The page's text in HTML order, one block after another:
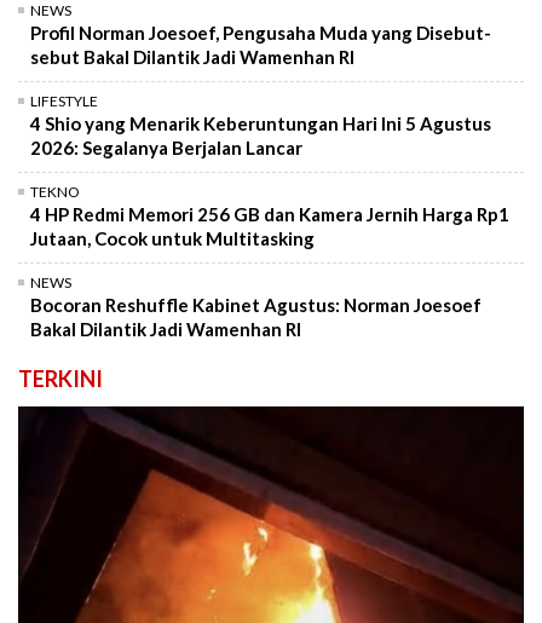
NEWS
Profil Norman Joesoef, Pengusaha Muda yang Disebut-
sebut Bakal Dilantik Jadi Wamenhan RI
LIFESTYLE
4 Shio yang Menarik Keberuntungan Hari Ini 5 Agustus
2026: Segalanya Berjalan Lancar
TEKNO
4 HP Redmi Memori 256 GB dan Kamera Jernih Harga Rp1
Jutaan, Cocok untuk Multitasking
NEWS
Bocoran Reshuffle Kabinet Agustus: Norman Joesoef
Bakal Dilantik Jadi Wamenhan RI
TERKINI